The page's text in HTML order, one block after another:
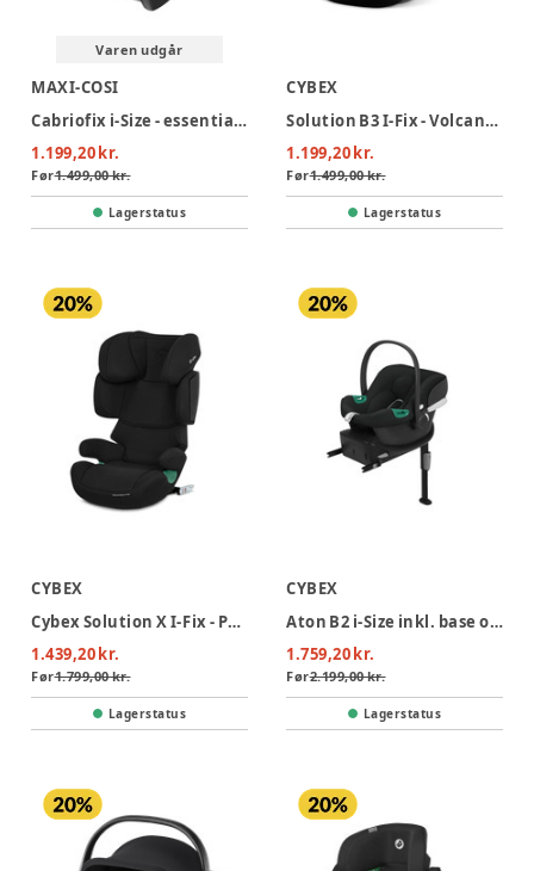
Varen udgår
MAXI-COSI
Cabriofix i-Size - essential black
1.199,20 kr.
Før1.499,00 kr.
Lagerstatus
CYBEX
Solution B3 I-Fix - Volcano Black
1.199,20 kr.
Før1.499,00 kr.
Lagerstatus
CYBEX
Cybex Solution X I-Fix - Pure Black
1.439,20 kr.
Før1.799,00 kr.
Lagerstatus
CYBEX
Aton B2 i-Size inkl. base one - Volcano Black
1.759,20 kr.
Før2.199,00 kr.
Lagerstatus